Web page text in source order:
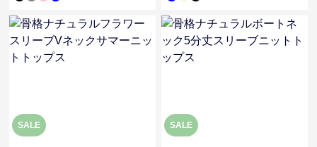
SALE SALE